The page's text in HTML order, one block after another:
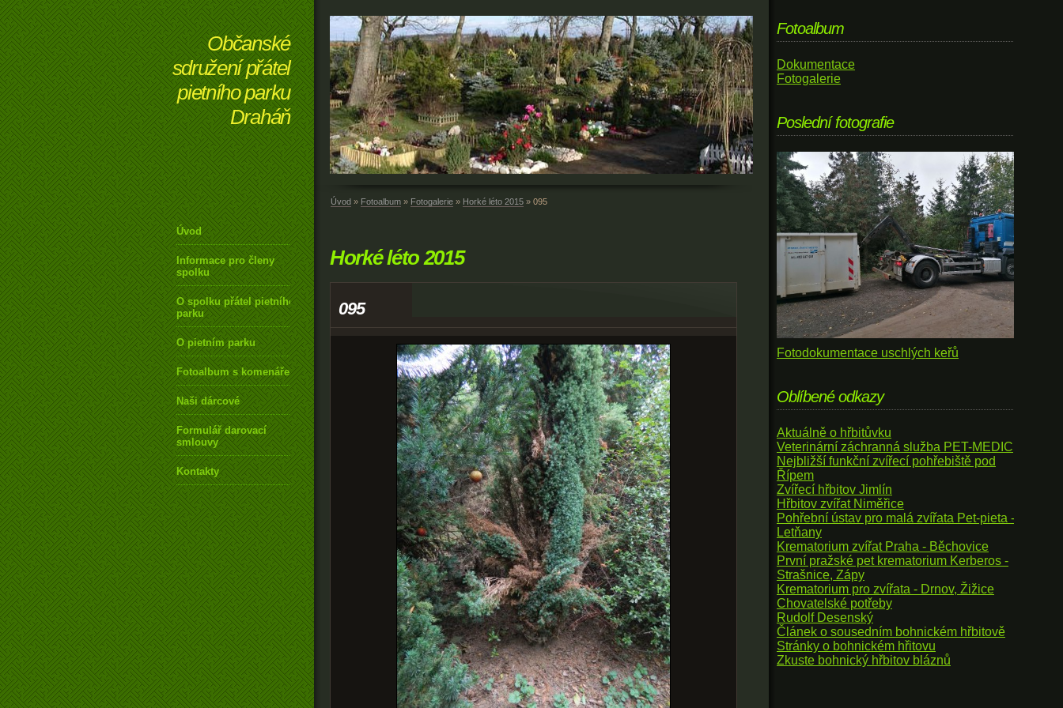
Občanské
sdružení přátel
pietního parku
Draháň
Úvod
Informace pro členy
spolku
O spolku přátel pietního
parku
O pietním parku
Fotoalbum s komenářem
Naši dárcové
Formulář darovací
smlouvy
Kontakty
Úvod » Fotoalbum » Fotogalerie » Horké léto 2015 » 095
Horké léto 2015
095
Fotoalbum
Dokumentace
Fotogalerie
Poslední fotografie
Fotodokumentace uschlých keřů
Oblíbené odkazy
Aktuálně o hřbitůvku
Veterinární záchranná služba PET-MEDIC
Nejbližší funkční zvířecí pohřebiště pod
Řípem
Zvířecí hřbitov Jimlín
Hřbitov zvířat Niměřice
Pohřební ústav pro malá zvířata Pet-pieta -
Letňany
Krematorium zvířat Praha - Běchovice
První pražské pet krematorium Kerberos -
Strašnice, Zápy
Krematorium pro zvířata - Drnov, Žižice
Chovatelské potřeby
Rudolf Desenský
Článek o sousedním bohnickém hřbitově
Stránky o bohnickém hřitovu
Zkuste bohnický hřbitov bláznů